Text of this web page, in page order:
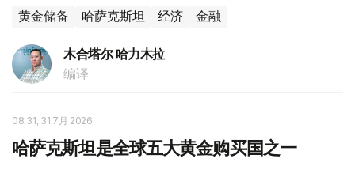
黄金储备 哈萨克斯坦 经济 金融
木合塔尔 哈力木拉
编译
08:31, 31 7月 2026
哈萨克斯坦是全球五大黄金购买国之一